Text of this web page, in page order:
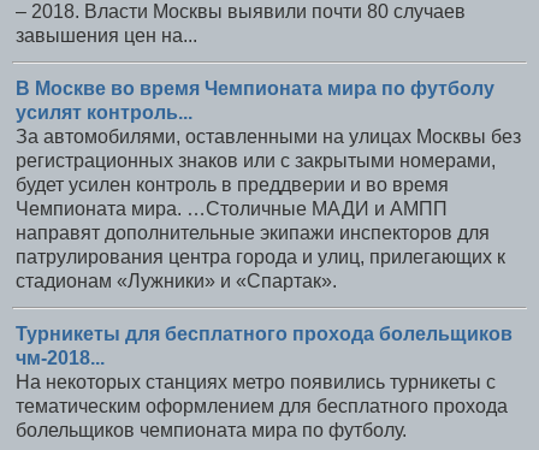
– 2018. Власти Москвы выявили почти 80 случаев
завышения цен на...
В Москве во время Чемпионата мира по футболу
усилят контроль...
За автомобилями, оставленными на улицах Москвы без
регистрационных знаков или с закрытыми номерами,
будет усилен контроль в преддверии и во время
Чемпионата мира. …Столичные МАДИ и АМПП
направят дополнительные экипажи инспекторов для
патрулирования центра города и улиц, прилегающих к
стадионам «Лужники» и «Спартак».
Турникеты для бесплатного прохода болельщиков
чм-2018...
На некоторых станциях метро появились турникеты с
тематическим оформлением для бесплатного прохода
болельщиков чемпионата мира по футболу.